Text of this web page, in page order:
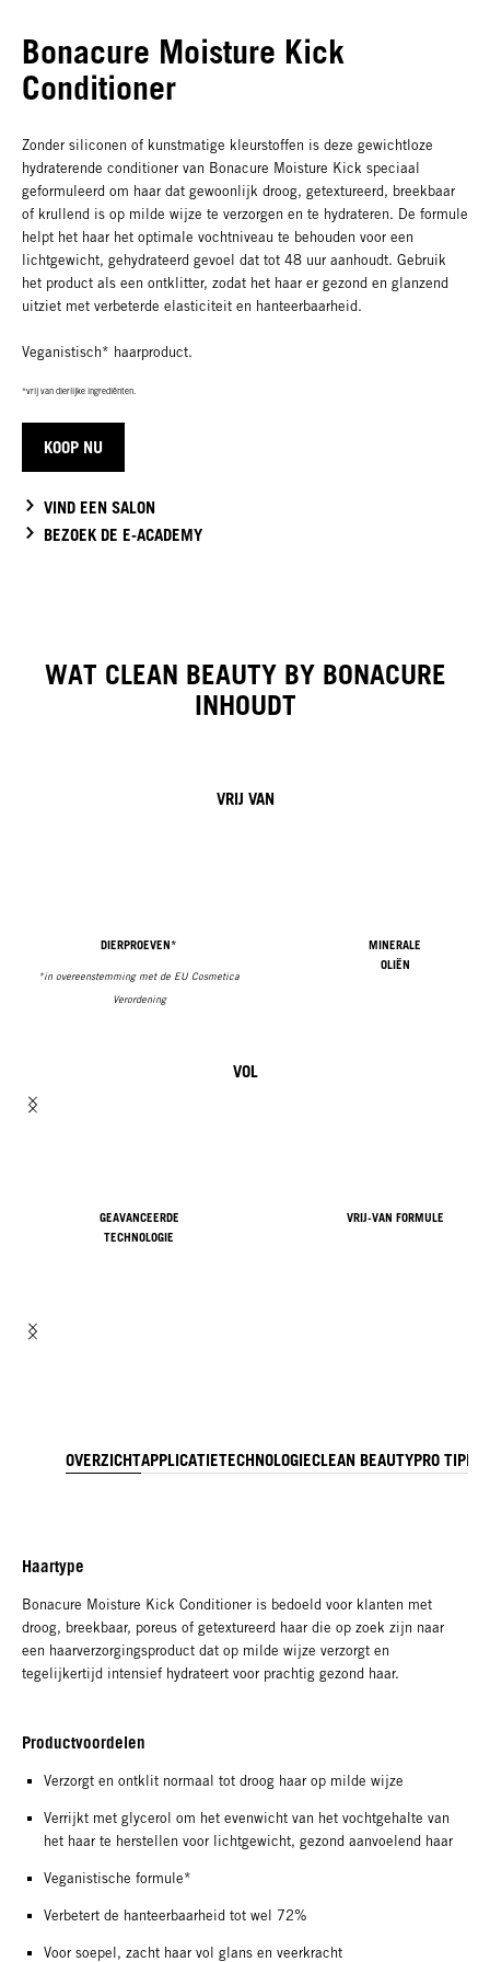
Bonacure Moisture Kick
Conditioner
Zonder siliconen of kunstmatige kleurstoffen is deze gewichtloze
hydraterende conditioner van Bonacure Moisture Kick speciaal
geformuleerd om haar dat gewoonlijk droog, getextureerd, breekbaar
of krullend is op milde wijze te verzorgen en te hydrateren. De formule
helpt het haar het optimale vochtniveau te behouden voor een
lichtgewicht, gehydrateerd gevoel dat tot 48 uur aanhoudt. Gebruik
het product als een ontklitter, zodat het haar er gezond en glanzend
uitziet met verbeterde elasticiteit en hanteerbaarheid.
Veganistisch* haarproduct.
*vrij van dierlijke ingrediënten.
KOOP NU
VIND EEN SALON
BEZOEK DE E-ACADEMY
WAT CLEAN BEAUTY BY BONACURE
INHOUDT
VRIJ VAN
DIERPROEVEN*
*in overeenstemming met de EU Cosmetica
Verordening
MINERALE
OLIËN
VOL
GEAVANCEERDE
TECHNOLOGIE
VRIJ-VAN FORMULE
OVERZICHTAPPLICATIETECHNOLOGIECLEAN BEAUTYPRO TIP
Haartype
Bonacure Moisture Kick Conditioner is bedoeld voor klanten met
droog, breekbaar, poreus of getextureerd haar die op zoek zijn naar
een haarverzorgingsproduct dat op milde wijze verzorgt en
tegelijkertijd intensief hydrateert voor prachtig gezond haar.
Productvoordelen
Verzorgt en ontklit normaal tot droog haar op milde wijze
Verrijkt met glycerol om het evenwicht van het vochtgehalte van
het haar te herstellen voor lichtgewicht, gezond aanvoelend haar
Veganistische formule*
Verbetert de hanteerbaarheid tot wel 72%
Voor soepel, zacht haar vol glans en veerkracht